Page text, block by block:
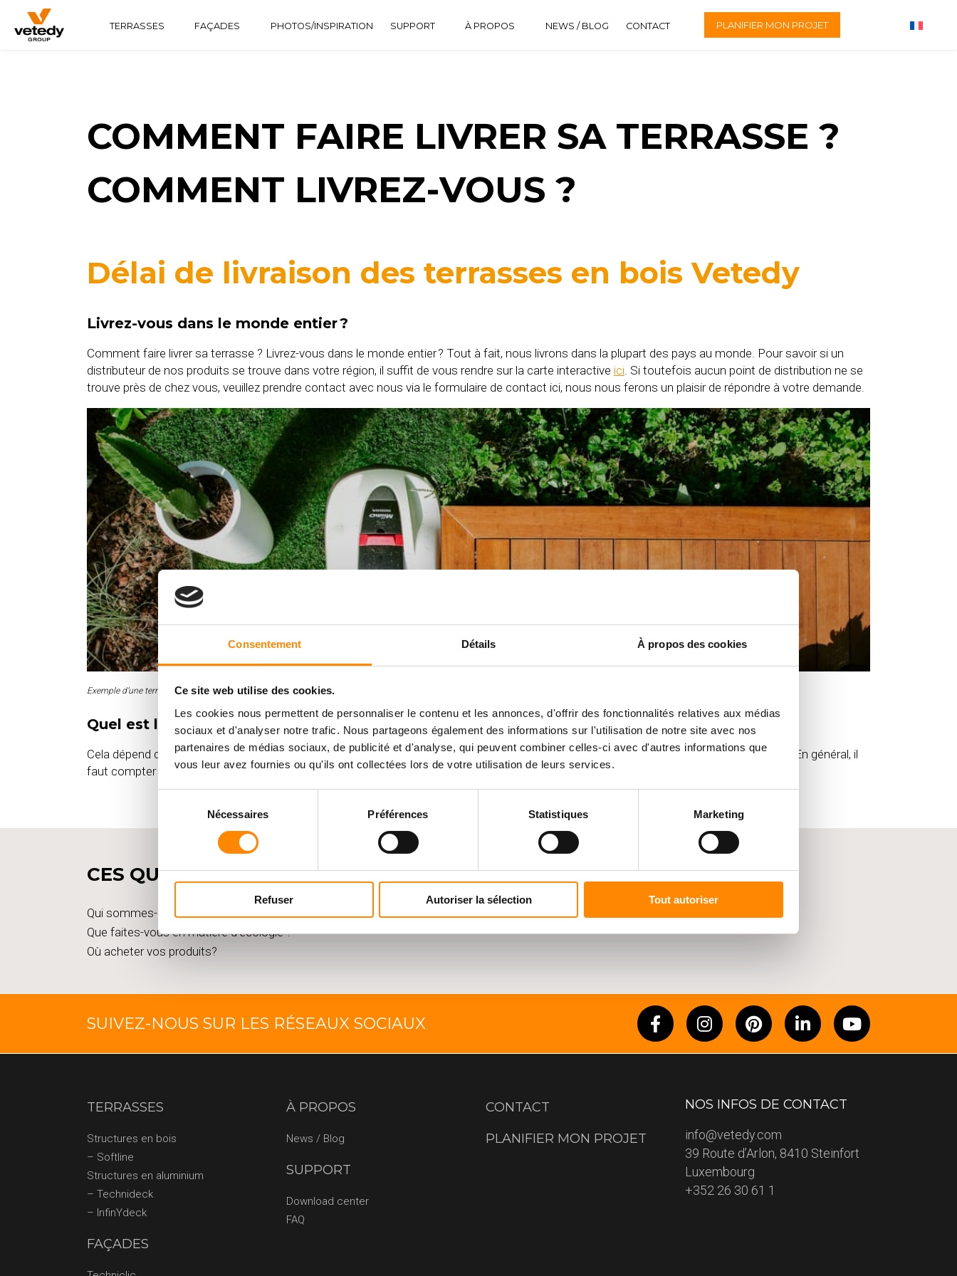
Consentement Détails À propos des cookies
Ce site web utilise des cookies.
Les cookies nous permettent de personnaliser le contenu et les annonces, d'offrir des fonctionnalités relatives aux médias
sociaux et d'analyser notre trafic. Nous partageons également des informations sur l'utilisation de notre site avec nos
partenaires de médias sociaux, de publicité et d'analyse, qui peuvent combiner celles-ci avec d'autres informations que
vous leur avez fournies ou qu'ils ont collectées lors de votre utilisation de leurs services.
consentement
Nécessaires Préférences Statistiques Marketing
Refuser Autoriser la sélection Tout autoriser
TERRASSES
FAÇADES
PHOTOS/INSPIRATION
SUPPORT
À PROPOS
NEWS / BLOG CONTACT PLANIFIER MON PROJET
COMMENT FAIRE LIVRER SA TERRASSE ?
COMMENT LIVREZ-VOUS ?
Délai de livraison des terrasses en bois Vetedy
Livrez-vous dans le monde entier ?
Comment faire livrer sa terrasse ? Livrez-vous dans le monde entier ? Tout à fait, nous livrons dans la plupart des pays au monde. Pour savoir si un
distributeur de nos produits se trouve dans votre région, il suffit de vous rendre sur la carte interactive ici. Si toutefois aucun point de distribution ne se
trouve près de chez vous, veuillez prendre contact avec nous via le formulaire de contact ici, nous nous ferons un plaisir de répondre à votre demande.
Exemple d’une terrasse en bois en Bamboo C-TECH posée chez un client par
Quel est le délai pour obtenir une terrasse Vetedy ?
Cela dépend de la saison et du stock disponible dans les divers sites mais également dans les agences de nos distributeurs partenaires. En général, il
faut compter une quinzaine de jours pour obtenir la marchandise.
CES QUESTIONS POURRAIENT ÉGALEMENT VOUS INTÉRESSER
Qui sommes-nous ? D’où provient Vetedy ?
Que faites-vous en matière d’écologie ?
Où acheter vos produits?
SUIVEZ-NOUS SUR LES RÉSEAUX SOCIAUX
TERRASSES
Structures en bois
– Softline
Structures en aluminium
– Technideck
– InfinYdeck
FAÇADES
À PROPOS
News / Blog
SUPPORT
Download center
FAQ
CONTACT
PLANIFIER MON PROJET
NOS INFOS DE CONTACT
info@vetedy.com
39 Route d’Arlon, 8410 Steinfort
Luxembourg
+352 26 30 61 1